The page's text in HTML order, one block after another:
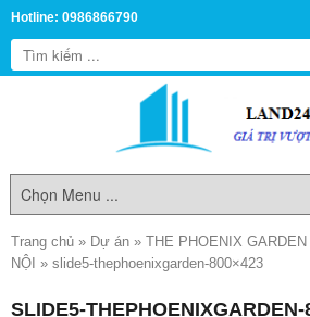
Hotline: 0986866790
Trang chủ » Dự án » THE PHOENIX
NỘI » slide5-thephoenixgarden-800×423
SLIDE5-